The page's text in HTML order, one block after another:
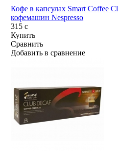
Кофе в капсулах Smart Coffee
кофемашин Nespresso
315c
Купить
Сравнить
Добавить в сравнение